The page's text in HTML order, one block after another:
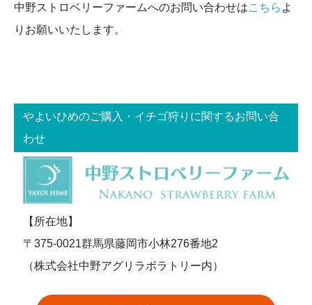
中野ストロベリーファームへのお問い合わせはこちら よ
りお願いいたします。
やよいひめのご購入・イチゴ狩りに関するお問い合
わせ
【所在地】
〒375-0021群馬県藤岡市小林276番地2
（株式会社中野アグリラボラトリー内）